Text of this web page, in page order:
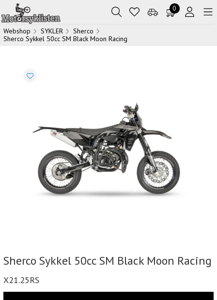
0
Webshop SYKLER
Sherco
Sherco Sykkel 50cc SM Black Moon Racing
Sherco Sykkel 50cc SM Black Moon Racing
X21.25RS